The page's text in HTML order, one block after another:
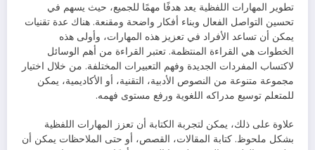
تطوير المهارات اللفظية يعد هدفًا مهمًا للجميع، حيث يسهم في
تحسين التواصل الفعال وبناء أفكار واضحة ومقنعة. هناك عدة تقنيات
يمكن أن تساعد الأفراد في تعزيز هذه المهارات، وأولى هذه
الخطوات هي القراءة المنتظمة. تعتبر القراءة من أهم الوسائل
لاكتساب المفردات الجديدة وفهم التعبيرات المختلفة. من خلال اختيار
مجموعة متنوعة من النصوص الأدبية، التقنية، أو الأكاديمية، يمكن
للمتعلم توسيع مدراكه اللغوية ورفع مستوى فهمه.
علاوة على ذلك، يمكن لتجربة الكتابة أن تعزز المهارات اللفظية
بشكل ملحوظ. كتابة المقالات، القصص، أو حتى الملاحظات يمكن أن